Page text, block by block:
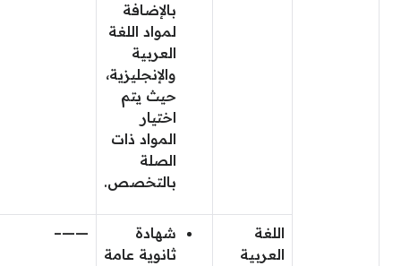
بالإضافة
لمواد اللغة
العربية
والإنجليزية،
حيث يتم
اختيار
المواد ذات
الصلة
بالتخصص.
اللغة
العربية
شهادة
ثانوية عامة
——–